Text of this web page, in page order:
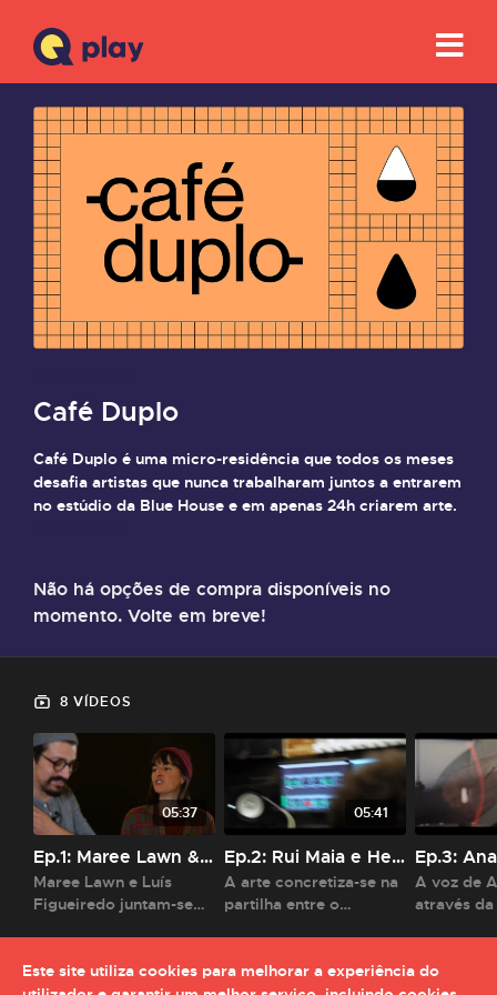
Café Duplo
Café Duplo é uma micro-residência que todos os meses
desafia artistas que nunca trabalharam juntos a entrarem
no estúdio da Blue House e em apenas 24h criarem arte.
Não há opções de compra disponíveis no
momento. Volte em breve!
8 VÍDEOS
05:37
Ep.1: Maree Lawn & Luís Figueiredo
Maree Lawn e Luís
Figueiredo juntam-se
um concerto.
05:41
Ep.2: Rui Maia e Helder Bruno
A arte concretiza-se na
partilha entre o
A voz de
através
frenéticos
Este site utiliza cookies para melhorar a experiência do